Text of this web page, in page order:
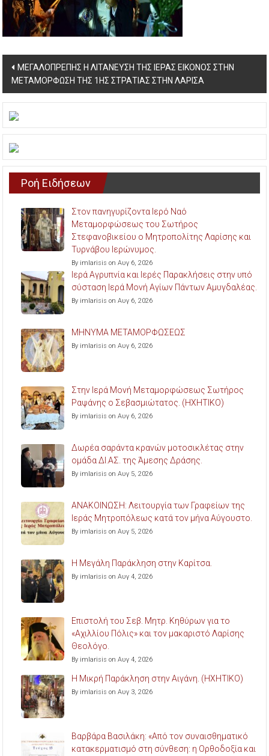
Post
navigation
ΜΕΓΑΛΟΠΡΕΠΗΣ Η ΛΙΤΑΝΕΥΣΗ ΤΗΣ ΙΕΡΑΣ ΕΙΚΟΝΟΣ ΣΤΗΝ
ΜΕΤΑΜΟΡΦΩΣΗ ΤΗΣ 1ΗΣ ΣΤΡΑΤΙΑΣ ΣΤΗΝ ΛΑΡΙΣΑ
Ροή Ειδήσεων
Στον πανηγυρίζοντα Ιερό Ναό
Μεταμορφώσεως του Σωτήρος
Στεφανοβικείου ο Μητροπολίτης Λαρίσης και
Τυρνάβου Ιερώνυμος.
By imlarisis on Αυγ 6, 2026
Ιερά Αγρυπνία και Ιερές Παρακλήσεις στην υπό
σύσταση Ιερά Μονή Αγίων Πάντων Αμυγδαλέας.
By imlarisis on Αυγ 6, 2026
ΜΗΝΥΜΑ ΜΕΤΑΜΟΡΦΩΣΕΩΣ
By imlarisis on Αυγ 6, 2026
Στην Ιερά Μονή Μεταμορφώσεως Σωτήρος
Ραψάνης ο Σεβασμιώτατος. (ΗΧΗΤΙΚΟ)
By imlarisis on Αυγ 6, 2026
Δωρέα σαράντα κρανών μοτοσικλέτας στην
ομάδα ΔΙ.ΑΣ. της Άμεσης Δράσης.
By imlarisis on Αυγ 5, 2026
ΑΝΑΚΟΙΝΩΣΗ: Λειτουργία των Γραφείων της
Ιεράς Μητροπόλεως κατά τον μήνα Αύγουστο.
By imlarisis on Αυγ 5, 2026
Η Μεγάλη Παράκληση στην Καρίτσα.
By imlarisis on Αυγ 4, 2026
Επιστολή του Σεβ. Μητρ. Κηθύρων για το
«Αχιλλίου Πόλις» και τον μακαριστό Λαρίσης
Θεολόγο.
By imlarisis on Αυγ 4, 2026
Η Μικρή Παράκληση στην Αιγάνη. (ΗΧΗΤΙΚΟ)
By imlarisis on Αυγ 3, 2026
Βαρβάρα Βασιλάκη: «Από τον συναισθηματικό
κατακερματισμό στη σύνθεση: η Ορθοδοξία και